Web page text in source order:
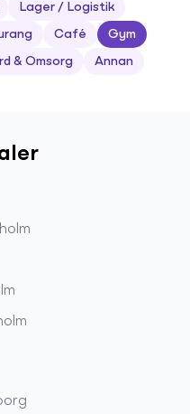
Lager / Logistik
Café Gym
& Omsorg Annan